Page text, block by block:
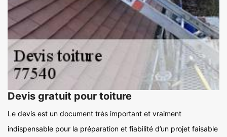
Devis gratuit pour toiture
Le devis est un document très important et vraiment
indispensable pour la préparation et fiabilité d’un projet faisable